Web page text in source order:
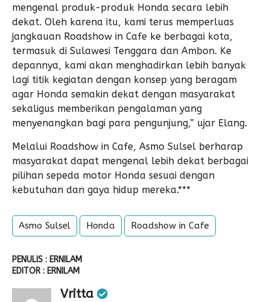
mengenal produk-produk Honda secara lebih
dekat. Oleh karena itu, kami terus memperluas
jangkauan Roadshow in Cafe ke berbagai kota,
termasuk di Sulawesi Tenggara dan Ambon. Ke
depannya, kami akan menghadirkan lebih banyak
lagi titik kegiatan dengan konsep yang beragam
agar Honda semakin dekat dengan masyarakat
sekaligus memberikan pengalaman yang
menyenangkan bagi para pengunjung,” ujar Elang.
Melalui Roadshow in Cafe, Asmo Sulsel berharap
masyarakat dapat mengenal lebih dekat berbagai
pilihan sepeda motor Honda sesuai dengan
kebutuhan dan gaya hidup mereka.***
Asmo Sulsel Honda Roadshow in Cafe
PENULIS : ERNILAM
EDITOR : ERNILAM
Vritta